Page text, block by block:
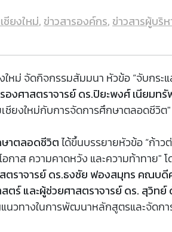
ชียงใหม่, ข่าวสารองค์กร, ข่าวสารผู้บริห
หม่ จัดกิจกรรมสัมมนา หัวข้อ “จับกร
รองศาสตราจารย์ ดร.ปิยะพงศ์ เนียมท
ชียงใหม่กับการจัดการศึกษาตลอดชีวิต"
ษาตลอดชีวิตได้ขึ้นบรรยายหัวข้อ “ก้า
กาส ความคาดหวัง และความท้าทาย
ตราจารย์ ดร.ธงชัย ฟองสมุทร คณบ
และผู้ช่วยศาสตราจารย์ ดร. สุวิทย์
วทางในการพัฒนาหลักสูตรและจัดก